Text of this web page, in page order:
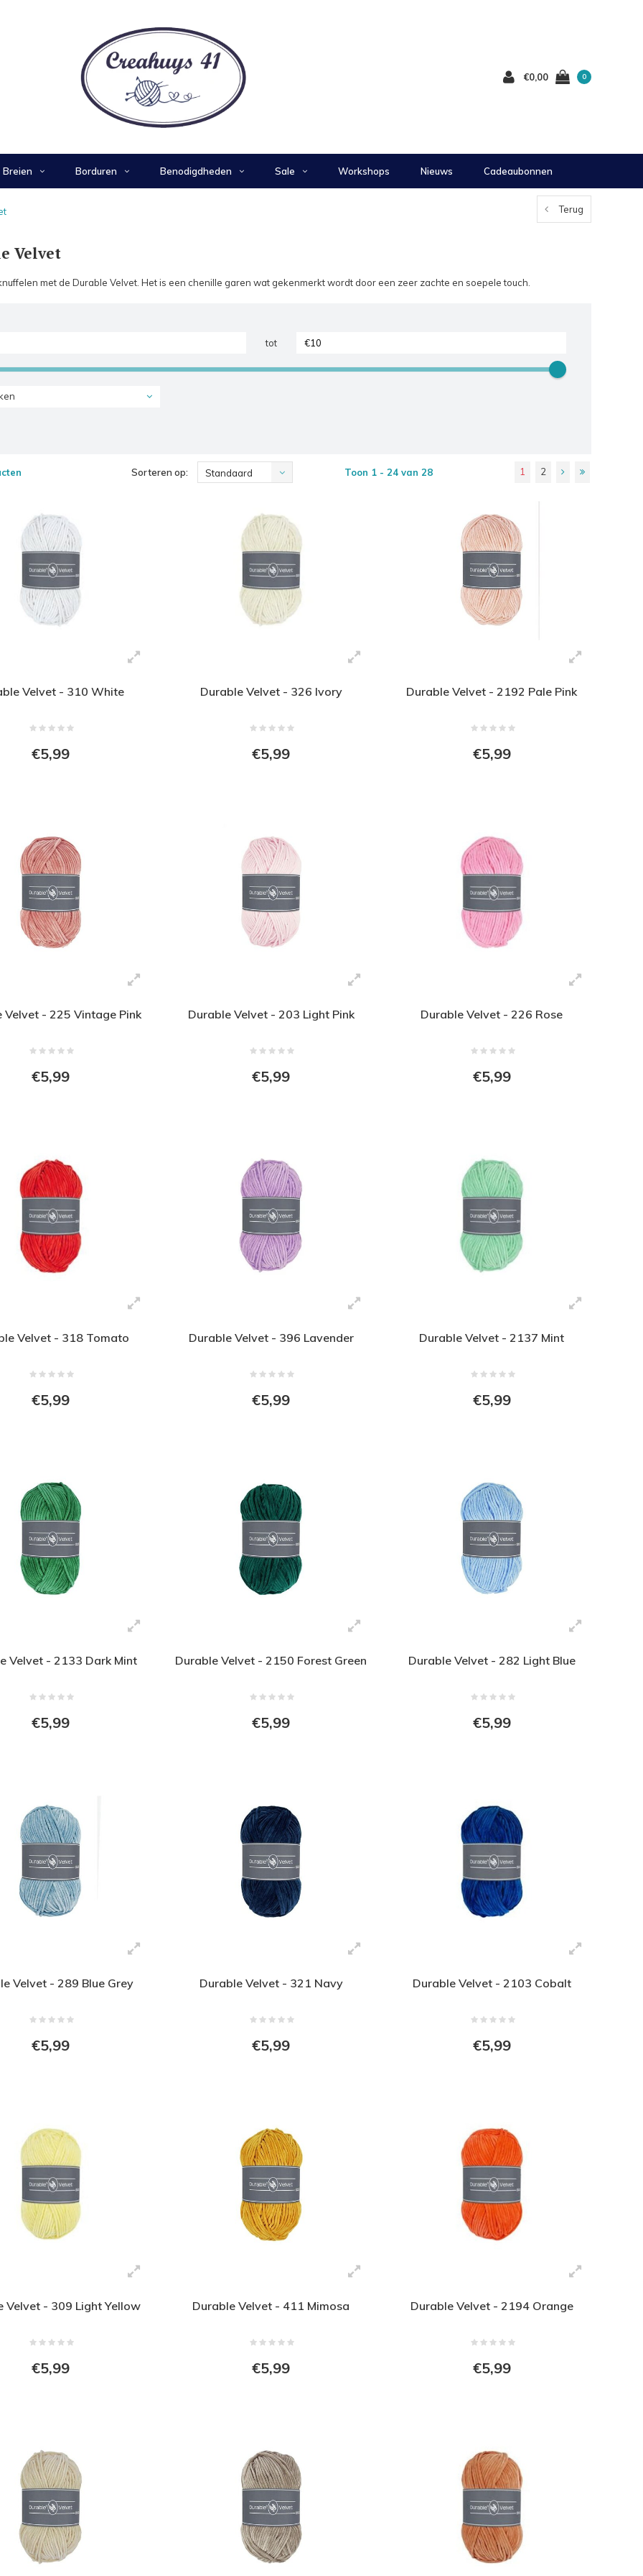
€0,00 0
Breien Borduren Benodigdheden Sale Workshops Nieuws Cadeaubonnen
Terug
Velvet
met de Durable Velvet. Het is een chenille garen wat gekenmerkt wordt door een zeer zachte en soepele touch.
tot
Sorteren op: Standaard Toon 1 - 24 van 28 1 2
Velvet - 310 White
€5,99
Durable Velvet - 326 Ivory
€5,99
Durable Velvet - 2192 Pale Pink
€5,99
Velvet - 225 Vintage Pink
€5,99
Durable Velvet - 203 Light Pink
€5,99
Durable Velvet - 226 Rose
€5,99
Velvet - 318 Tomato
€5,99
Durable Velvet - 396 Lavender
€5,99
Durable Velvet - 2137 Mint
€5,99
Velvet - 2133 Dark Mint
€5,99
Durable Velvet - 2150 Forest Green
€5,99
Durable Velvet - 282 Light Blue
€5,99
Velvet - 289 Blue Grey
€5,99
Durable Velvet - 321 Navy
€5,99
Durable Velvet - 2103 Cobalt
€5,99
Velvet - 309 Light Yellow
€5,99
Durable Velvet - 411 Mimosa
€5,99
Durable Velvet - 2194 Orange
€5,99